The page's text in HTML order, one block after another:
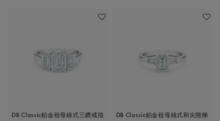
加入喜愛清單
DB Classic鉑金祖母綠式三鑽戒指
加入喜
DB Classic鉑金祖母綠式和尖階梯